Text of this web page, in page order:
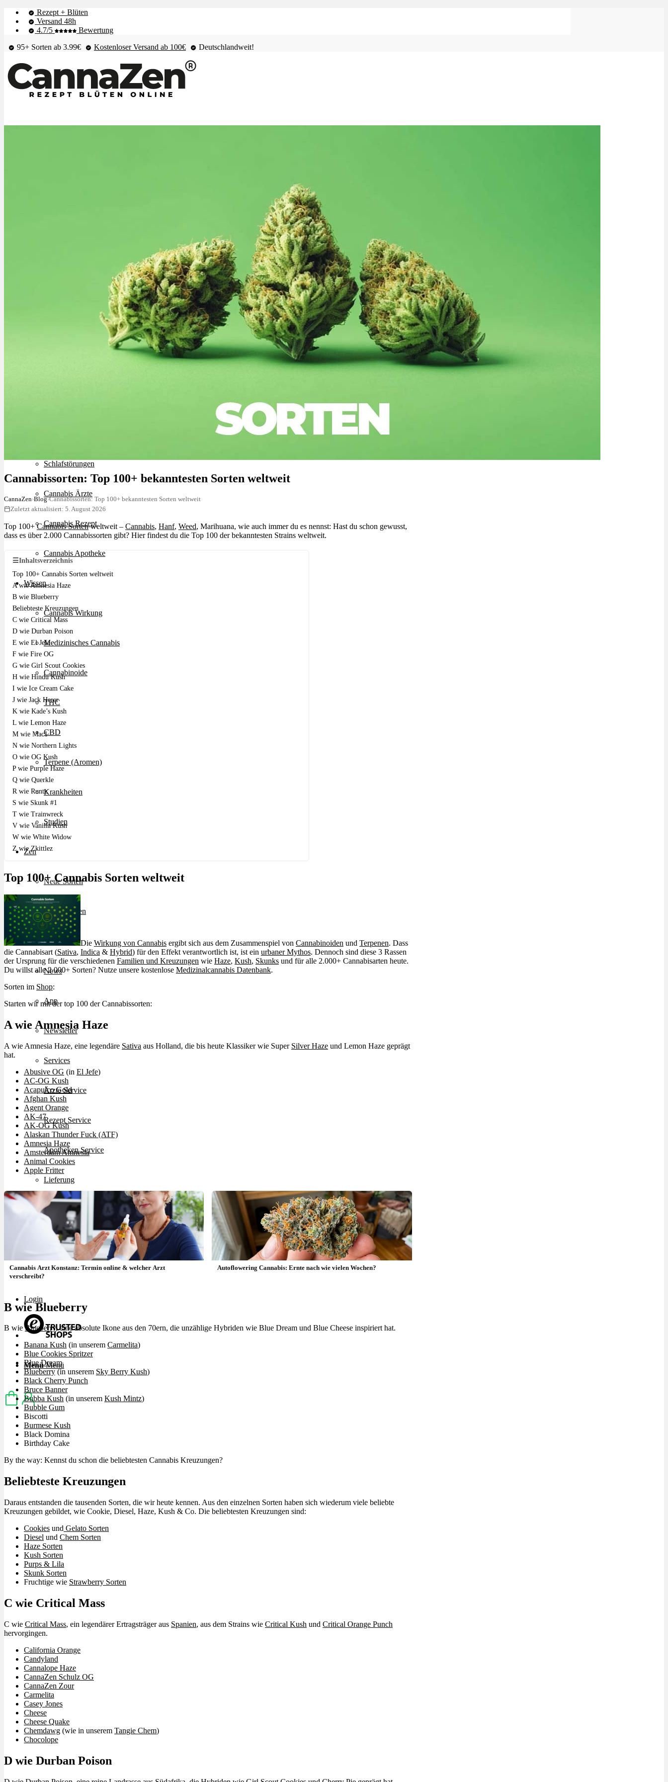
Rezept + Blüten
Versand 48h
4.7/5
Bewertung
95+ Sorten ab 3.99€
Kostenloser Versand ab 100€ Deutschlandweit!
Chronische Schmerzen
Schlafstörungen
Cannabis Ärzte
Cannabis Rezept
Cannabis Apotheke
Wissen
Cannabis Wirkung
Medizinisches Cannabis
Cannabinoide
THC
CBD
Terpene (Aromen)
Krankheiten
Studien
Zen
Neue Sorten
Bewertungen
Hersteller
News
App
Newsletter
Services
Ärzte Service
Rezept Service
Apotheken Service
Lieferung
Cannabis Karte
Zen TV
Erfahrungen
Login
Menü Menü
Cannabissorten: Top 100+ bekanntesten Sorten weltweit
CannaZen›Blog›Cannabissorten: Top 100+ bekanntesten Sorten weltweit
Zuletzt aktualisiert: 5. August 2026
Top 100+Cannabis Sortenweltweit – Cannabis, Hanf, Weed, Marihuana, wie auch immer du es nennst: Hast du schon gewusst,
dass es über 2.000 Cannabissorten gibt? Hier findest du die Top 100 der bekanntesten Strains weltweit.
☰Inhaltsverzeichnis
Top 100+ Cannabis Sorten weltweit
A wie Amnesia Haze
B wie Blueberry
Beliebteste Kreuzungen
C wie Critical Mass
D wie Durban Poison
E wie El Jefe
F wie Fire OG
G wie Girl Scout Cookies
H wie Hindu Kush
I wie Ice Cream Cake
J wie Jack Herer
K wie Kade’s Kush
L wie Lemon Haze
M wie Mac1
N wie Northern Lights
O wie OG Kush
P wie Purple Haze
Q wie Querkle
R wie Runtz
S wie Skunk #1
T wie Trainwreck
V wie Vanilla Kush
W wie White Widow
Z wie Zkittlez
Top 100+ Cannabis Sorten weltweit
Die Wirkung von Cannabis ergibt sich aus dem Zusammenspiel von Cannabinoiden und Terpenen. Dass
die Cannabisart (Sativa, Indica & Hybrid) für den Effekt verantwortlich ist, ist ein urbaner Mythos. Dennoch sind diese 3 Rassen
der Ursprung für die verschiedenen Familien und Kreuzungen wie Haze, Kush, Skunks und für alle 2.000+ Cannabisarten heute.
Du willst alle 2.000+ Sorten? Nutze unsere kostenlose Medizinalcannabis Datenbank.
Sorten im Shop:
Starten wir mit der top 100 der Cannabissorten:
A wie Amnesia Haze
A wie Amnesia Haze, eine legendäre Sativa aus Holland, die bis heute Klassiker wie Super Silver Haze und Lemon Haze geprägt
hat.
Abusive OG (in El Jefe)
AC-OG Kush
Acapulco Gold
Afghan Kush
Agent Orange
AK-47
AK-OG Kush
Alaskan Thunder Fuck (ATF)
Amnesia Haze
Amsterdam Amnesia
Animal Cookies
Apple Fritter
Cannabis Arzt Konstanz: Termin online & welcher Arzt
verschreibt?
Autoflowering Cannabis: Ernte nach wie vielen Wochen?
B wie Blueberry
B wieBlueberry, eine absolute Ikone aus den 70ern, die unzählige Hybriden wie Blue Dream und Blue Cheese inspiriert hat.
Banana Kush (in unserem Carmelita)
Blue Cookies Spritzer
Blue Dream
Blueberry(in unserem Sky Berry Kush)
Black Cherry Punch
Bruce Banner
Bubba Kush (in unserem Kush Mintz)
Bubble Gum
Biscotti
Burmese Kush
Black Domina
Birthday Cake
By the way: Kennst du schon die beliebtesten Cannabis Kreuzungen?
Beliebteste Kreuzungen
Daraus entstanden die tausenden Sorten, die wir heute kennen. Aus den einzelnen Sorten haben sich wiederum viele beliebte
Kreuzungen gebildet, wie Cookie, Diesel, Haze, Kush & Co. Die beliebtesten Kreuzungen sind:
Cookies und Gelato Sorten
Diesel und Chem Sorten
Haze Sorten
Kush Sorten
Purps & Lila
Skunk Sorten
Fruchtige wie Strawberry Sorten
C wie Critical Mass
C wie Critical Mass, ein legendärer Ertragsträger aus Spanien, aus dem Strains wie Critical Kush und Critical Orange Punch
hervorgingen.
California Orange
Candyland
Cannalope Haze
CannaZen Schulz OG
CannaZen Zour
Carmelita
Casey Jones
Cheese
Cheese Quake
Chemdawg (wie in unserem Tangie Chem)
Chocolope
D wie Durban Poison